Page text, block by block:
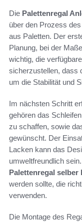
Die Palettenregal
über den Prozess
aus Paletten. Der
Planung, bei der
wichtig, die
sicherzustellen, dass
um die Stabilität und
Im nächsten Schritt
gehören das
zu schaffen, sowie
gewünscht. Der
Lacken kann das
umweltfreundlich
Palettenregal selber
werden sollte, die
verwenden.
Die Montage des